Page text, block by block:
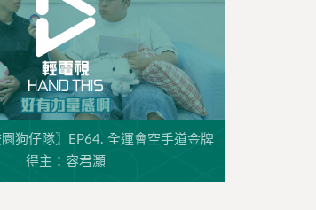
園狗仔隊〗EP64. 全運會空手道金牌
得主：容君灝